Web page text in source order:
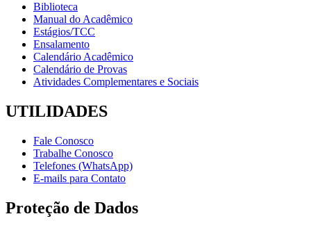
Biblioteca
Manual do Acadêmico
Estágios/TCC
Ensalamento
Calendário Acadêmico
Calendário de Provas
Atividades Complementares e Sociais
UTILIDADES
Fale Conosco
Trabalhe Conosco
Telefones (WhatsApp)
E-mails para Contato
Proteção de Dados